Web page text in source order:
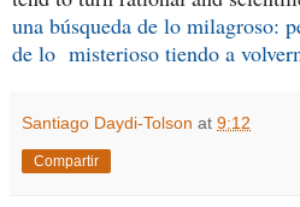
una búsqueda de lo milagroso:
de lo misterioso tiendo a
Santiago Daydi-Tolson at 9:12
Compartir